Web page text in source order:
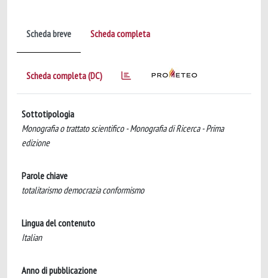
Scheda breve Scheda completa
Scheda completa (DC)
Sottotipologia
Monografia o trattato scientifico - Monografia di Ricerca - Prima
edizione
Parole chiave
totalitarismo democrazia conformismo
Lingua del contenuto
Italian
Anno di pubblicazione